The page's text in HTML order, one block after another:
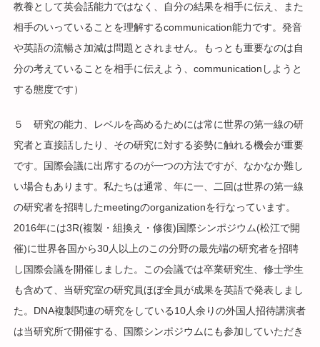
教養として英会話能力ではなく、自分の結果を相手に伝え、また
相手のいっていることを理解するcommunication能力です。発音
や英語の流暢さ加減は問題とされません。もっとも重要なのは自
分の考えていることを相手に伝えよう、communicationしようと
する態度です）
５ 研究の能力、レベルを高めるためには常に世界の第一線の研
究者と直接話したり、その研究に対する姿勢に触れる機会が重要
です。国際会議に出席するのが一つの方法ですが、なかなか難し
い場合もあります。私たちは通常、年に一、二回は世界の第一線
の研究者を招聘したmeetingのorganizationを行なっています。
2016年には3R(複製・組換え・修復)国際シンポジウム(松江で開
催)に世界各国から30人以上のこの分野の最先端の研究者を招聘
し国際会議を開催しました。この会議では卒業研究生、修士学生
も含めて、当研究室の研究員ほぼ全員が成果を英語で発表しまし
た。DNA複製関連の研究をしている10人余りの外国人招待講演者
は当研究所で開催する、国際シンポジウムにも参加していただき